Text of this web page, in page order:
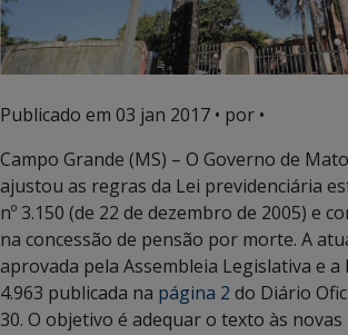
Publicado em 03 jan 2017 • por •
Campo Grande (MS) – O Governo de
ajustou as regras da Lei previdenciária
nº 3.150 (de 22 de dezembro de 2005) e
na concessão de pensão por morte. A
aprovada pela Assembleia Legislativa e a
4.963 publicada na página 2 do Diário
30. O objetivo é adequar o texto às